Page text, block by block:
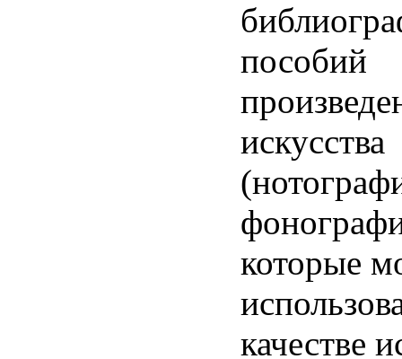
пособий
искусства
которые
качестве